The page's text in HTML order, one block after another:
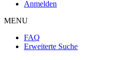
Anmelden
MENU
FAQ
Erweiterte Suche